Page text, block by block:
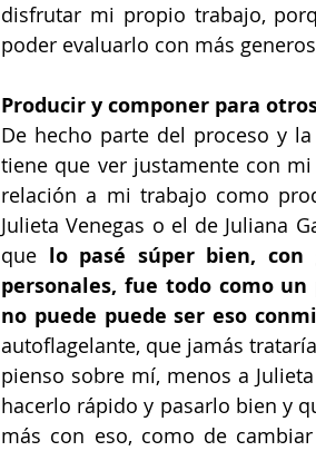
disfrutar mi propio trabajo,
poder evaluarlo con más
Producir y componer para
De hecho parte del proceso y
tiene que ver justamente con
relación a mi trabajo como
Julieta Venegas o el de Juliana
que lo pasé súper bien,
personales, fue todo como
no puede puede ser eso
autoflagelante, que jamás
pienso sobre mí, menos a
hacerlo rápido y pasarlo bien y
más con eso, como de